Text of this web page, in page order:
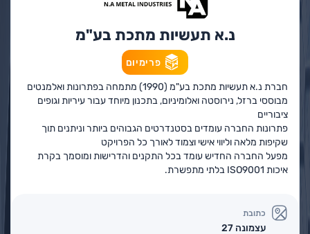
נ.א תעשיות מתכת בע"מ
פרימיום
חברת נ.א תעשיות מתכת בע"מ (1990) מתמחה בפתרונות ואלמנטים
מבוססי ברזל, נירוסטה ואלומיניום, בתכנון מיוחד עבור עיריות וגופים
ציבוריים
פתרונות החברה עומדים בסטנדרטים הגבוהים ביותר וניתנים תוך
שקיפות מלאה וליווי אישי וצמוד לאורך כל הפרויקט
מפעל החברה החדיש עומד בכל התקנים והדרישות ומוסמך בקרת
איכות ISO9001 בלתי מתפשרת.
כתובת
עצמונה 27